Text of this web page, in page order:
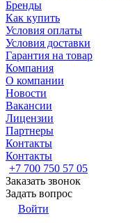
Бренды
Как купить
Условия оплаты
Условия доставки
Гарантия на товар
Компания
О компании
Новости
Вакансии
Лицензии
Партнеры
Контакты
Контакты
+7 700 750 57 05
Заказать звонок
Задать вопрос
Войти